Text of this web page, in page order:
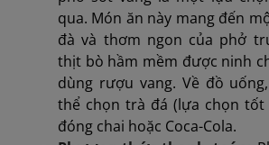
qua. Món ăn này mang đến
đà và thơm ngon của phở
thịt bò hầm mềm được ninh
dùng rượu vang. Về đồ
thể chọn trà đá (lựa chọn tốt
đóng chai hoặc Coca-Cola.